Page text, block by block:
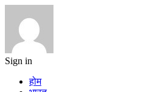
Sign in
होम